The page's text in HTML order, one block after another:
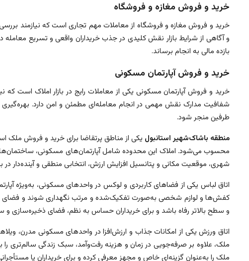
خرید و فروش مغازه و فروشگاه
خرید و فروش مغازه و فروشگاه از معاملات مهم تجاری است که نیازمند
و آگاهی از شرایط بازار نقش کلیدی در جذب خریداران واقعی و تسریع معامله
بازده مالی به انجام برساند.
خرید و فروش آپارتمان مسکونی
خرید و فروش آپارتمان مسکونی یکی از معاملات رایج در بازار املاک است
شفافیت مدارک نقش مهمی در انجام معامله‌ای مطمئن و امن دارد. بهره‌گیری
طرفین منجر شود.
منطقه باشاک‌شهیر استانبول یکی از مناطق پرتقاضا برای خرید و فروش ملک
محسوب می‌شود. املاک این محدوده شامل آپارتمان‌های مسکونی،
شهری، موقعیت مکانی و پتانسیل افزایش ارزش، انتخابی منطقی و آینده‌دار در
اتاق لباس یکی از فضاهای کاربردی و لوکس در واحدهای مسکونی، به‌ویژه
کفش‌ها و لوازم شخصی به‌صورت تفکیک‌شده و مرتب نگهداری شوند و فضای
و سطح بالاتر رفاه باشد و برای خریداران حساس به نظم، فضای ذخیره‌سازی و
اتاق ورزش یکی از امکانات جذاب و ارزش‌افزا در واحدهای مسکونی مدرن،
ملک، علاوه بر صرفه‌جویی در زمان و هزینه رفت‌وآمد، سبک زندگی سالم‌تری
ملک را به‌عنوان گزینه‌ای خاص و مجهز معرفی کرده و برای خریداران یا